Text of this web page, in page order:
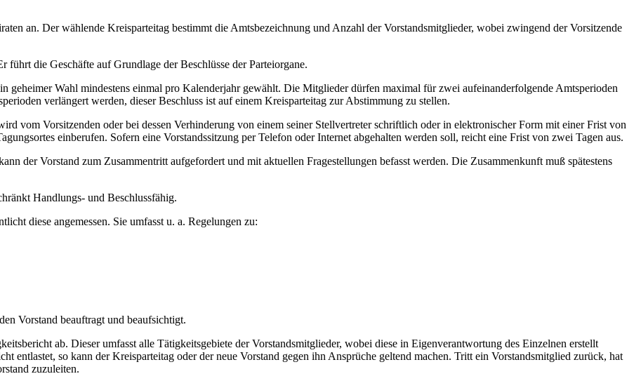
an. Der wählende Kreisparteitag bestimmt die Amtsbezeichnung und Anzahl der Vorstandsmitglieder, wobei zwingend der Vorsitzende
die Geschäfte auf Grundlage der Beschlüsse der Parteiorgane.
geheimer Wahl mindestens einmal pro Kalenderjahr gewählt. Die Mitglieder dürfen maximal für zwei aufeinanderfolgende Amtsperioden
verlängert werden, dieser Beschluss ist auf einem Kreisparteitag zur Abstimmung zu stellen.
vom Vorsitzenden oder bei dessen Verhinderung von einem seiner Stellvertreter schriftlich oder in elektronischer Form mit einer Frist von
einberufen. Sofern eine Vorstandssitzung per Telefon oder Internet abgehalten werden soll, reicht eine Frist von zwei Tagen aus.
der Vorstand zum Zusammentritt aufgefordert und mit aktuellen Fragestellungen befasst werden. Die Zusammenkunft muß spätestens
Handlungs- und Beschlussfähig.
diese angemessen. Sie umfasst u. a. Regelungen zu:
Vorstand beauftragt und beaufsichtigt.
ab. Dieser umfasst alle Tätigkeitsgebiete der Vorstandsmitglieder, wobei diese in Eigenverantwortung des Einzelnen erstellt
entlastet, so kann der Kreisparteitag oder der neue Vorstand gegen ihn Ansprüche geltend machen. Tritt ein Vorstandsmitglied zurück, hat
zuzuleiten.